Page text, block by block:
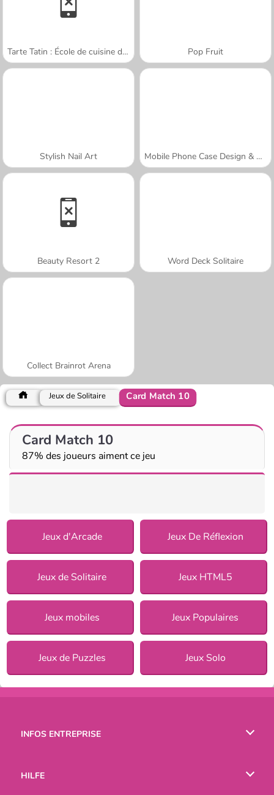
Tarte Tatin : École de cuisine de Sara Pop Fruit
Stylish Nail Art Mobile Phone Case Design & DIY
Beauty Resort 2 Word Deck Solitaire
Collect Brainrot Arena
Jeux de Solitaire Card Match 10
Card Match 10
87% des joueurs aiment ce jeu
Jeux d'Arcade Jeux De Réflexion
Jeux de Solitaire Jeux HTML5
Jeux mobiles Jeux Populaires
Jeux de Puzzles Jeux Solo
INFOS ENTREPRISE
HILFE